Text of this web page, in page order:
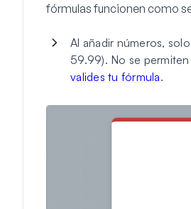
fórmulas funcionen como
Al añadir números,
59.99). No se
valides tu fórmula.